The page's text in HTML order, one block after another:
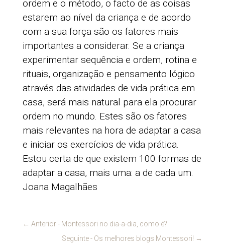
ordem e o método, o facto de as coisas
estarem ao nível da criança e de acordo
com a sua força são os fatores mais
importantes a considerar. Se a criança
experimentar sequência e ordem, rotina e
rituais, organização e pensamento lógico
através das atividades de vida prática em
casa, será mais natural para ela procurar
ordem no mundo. Estes são os fatores
mais relevantes na hora de adaptar a casa
e iniciar os exercícios de vida prática.
Estou certa de que existem 100 formas de
adaptar a casa, mais uma: a de cada um.
Joana Magalhães
← Anterior - Montessori no dia-a-dia, como é?
Seguinte - Os melhores blogs Montessori! →